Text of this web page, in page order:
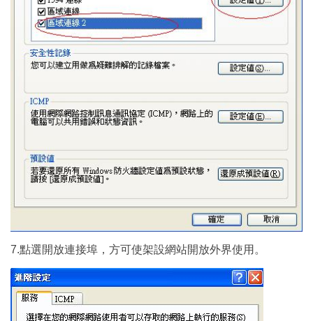
7.點選開放連接埠，方可使架設網站開放外界使用。